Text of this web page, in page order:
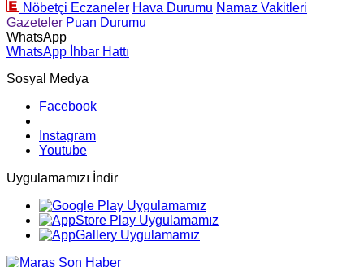
Nöbetçi Eczaneler Hava Durumu Namaz Vakitleri
Gazeteler Puan Durumu
WhatsApp
WhatsApp İhbar Hattı
Sosyal Medya
Facebook
Instagram
Youtube
Uygulamamızı İndir